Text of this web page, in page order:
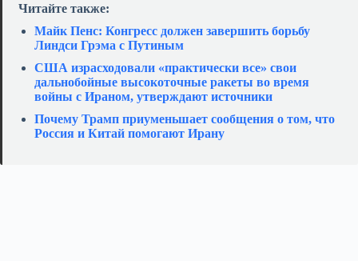
Читайте также:
Майк Пенс: Конгресс должен завершить борьбу
Линдси Грэма с Путиным
США израсходовали «практически все» свои
дальнобойные высокоточные ракеты во время
войны с Ираном, утверждают источники
Почему Трамп приуменьшает сообщения о том, что
Россия и Китай помогают Ирану